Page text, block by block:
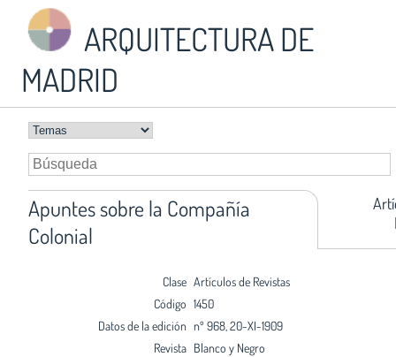
ARQUITECTURA DE
MADRID
Apuntes sobre la Compañía
Colonial
Clase Artículos de Revistas
Código 1450
Datos de la edición nº 968, 20-XI-1909
Revista Blanco y Negro